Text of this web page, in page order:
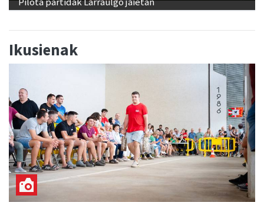
Ikusienak